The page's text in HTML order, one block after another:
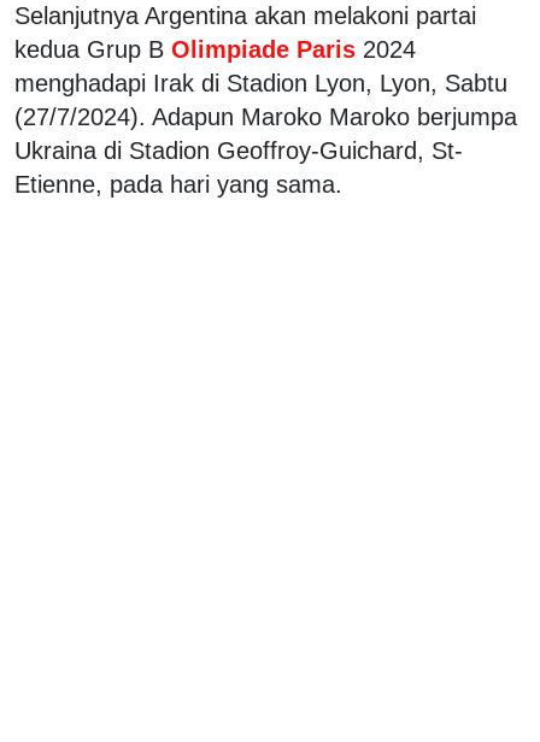
Selanjutnya Argentina akan melakoni partai
kedua Grup B Olimpiade Paris 2024
menghadapi Irak di Stadion Lyon, Lyon, Sabtu
(27/7/2024). Adapun Maroko Maroko berjumpa
Ukraina di Stadion Geoffroy-Guichard, St-
Etienne, pada hari yang sama.